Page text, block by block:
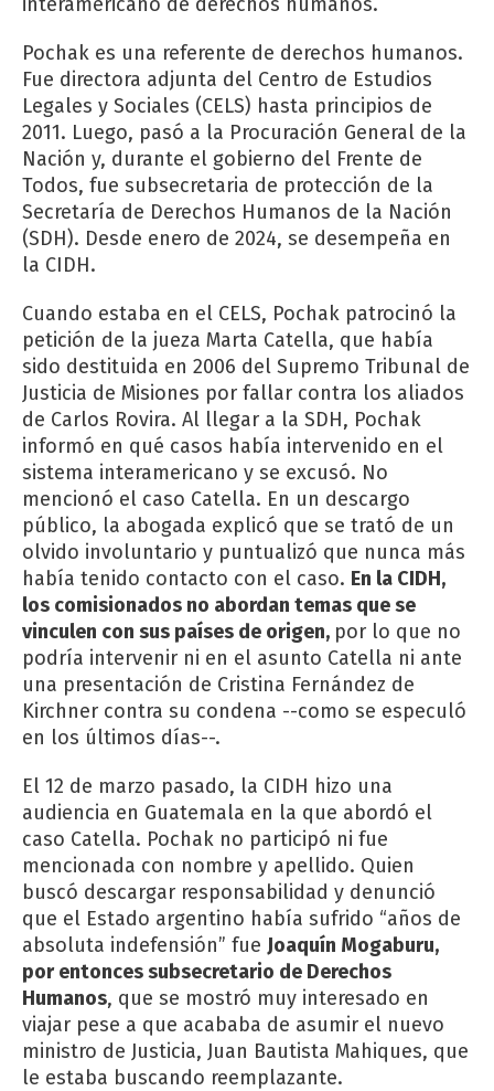
Pochak es una referente de derechos humanos.
Fue directora adjunta del Centro de Estudios
Legales y Sociales (CELS) hasta principios de
2011. Luego, pasó a la Procuración General de la
Nación y, durante el gobierno del Frente de
Todos, fue subsecretaria de protección de la
Secretaría de Derechos Humanos de la Nación
(SDH). Desde enero de 2024, se desempeña en
la CIDH.
Cuando estaba en el CELS, Pochak patrocinó la
petición de la jueza Marta Catella, que había
sido destituida en 2006 del Supremo Tribunal de
Justicia de Misiones por fallar contra los aliados
de Carlos Rovira. Al llegar a la SDH, Pochak
informó en qué casos había intervenido en el
sistema interamericano y se excusó. No
mencionó el caso Catella. En un descargo
público, la abogada explicó que se trató de un
olvido involuntario y puntualizó que nunca más
había tenido contacto con el caso. En la CIDH,
los comisionados no abordan temas que se
vinculen con sus países de origen, por lo que no
podría intervenir ni en el asunto Catella ni ante
una presentación de Cristina Fernández de
Kirchner contra su condena --como se especuló
en los últimos días--.
El 12 de marzo pasado, la CIDH hizo una
audiencia en Guatemala en la que abordó el
caso Catella. Pochak no participó ni fue
mencionada con nombre y apellido. Quien
buscó descargar responsabilidad y denunció
que el Estado argentino había sufrido “años de
absoluta indefensión” fue Joaquín Mogaburu,
por entonces subsecretario de Derechos
Humanos, que se mostró muy interesado en
viajar pese a que acababa de asumir el nuevo
ministro de Justicia, Juan Bautista Mahiques, que
le estaba buscando reemplazante.